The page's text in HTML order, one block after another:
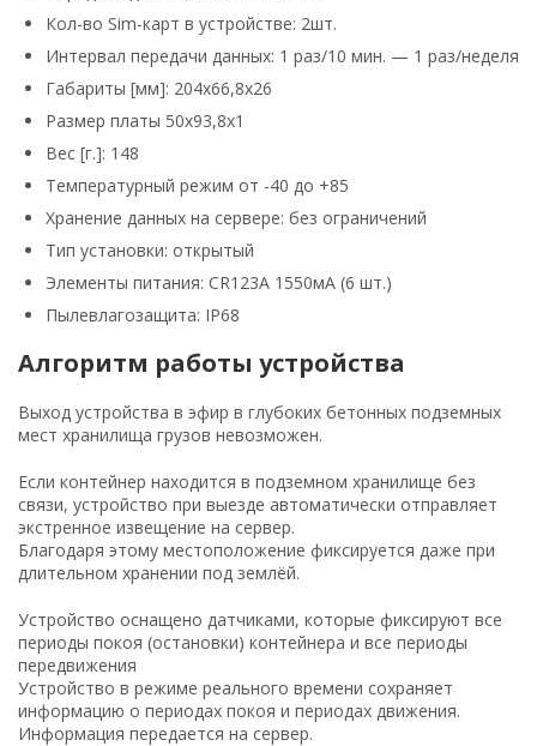
Кол-во Sim-карт в устройстве: 2шт.
Интервал передачи данных: 1 раз/10 мин. — 1 раз/неделя
Габариты [мм]: 204x66,8x26
Размер платы 50x93,8x1
Вес [г.]: 148
Температурный режим от -40 до +85
Хранение данных на сервере: без ограничений
Тип установки: открытый
Элементы питания: CR123A 1550мA (6 шт.)
Пылевлагозащита: IP68
Алгоритм работы устройства
Выход устройства в эфир в глубоких бетонных подземных
мест хранилища грузов невозможен.
Если контейнер находится в подземном хранилище без
связи, устройство при выезде автоматически отправляет
экстренное извещение на сервер.
Благодаря этому местоположение фиксируется даже при
длительном хранении под землёй.
Устройство оснащено датчиками, которые фиксируют все
периоды покоя (остановки) контейнера и все периоды
передвижения
Устройство в режиме реального времени сохраняет
информацию о периодах покоя и периодах движения.
Информация передается на сервер.